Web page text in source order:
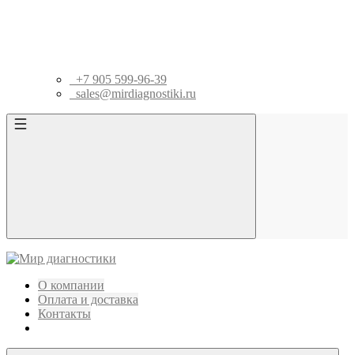
+7 905 599-96-39
sales@mirdiagnostiki.ru
О компании
Оплата и доставка
Контакты